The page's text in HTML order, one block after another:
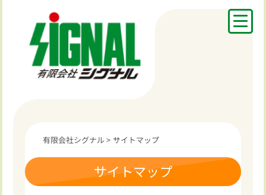
有限会社シグナル> サイトマップ
サイトマップ